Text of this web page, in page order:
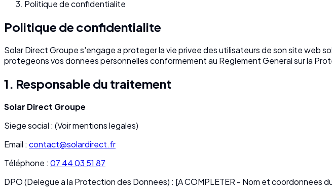
Politique de confidentialite
Politique de confidentialite
Solar Direct Groupe s'engage a proteger la vie privee des utilisateurs de son site
protegeons vos donnees personnelles conformement au Reglement General sur la
1. Responsable du traitement
Solar Direct Groupe
Siege social : (Voir mentions legales)
Email : contact@solardirect.fr
Téléphone : 07 44 03 51 87
DPO (Delegue a la Protection des Donnees) : [A COMPLETER - Nom et coordonnees